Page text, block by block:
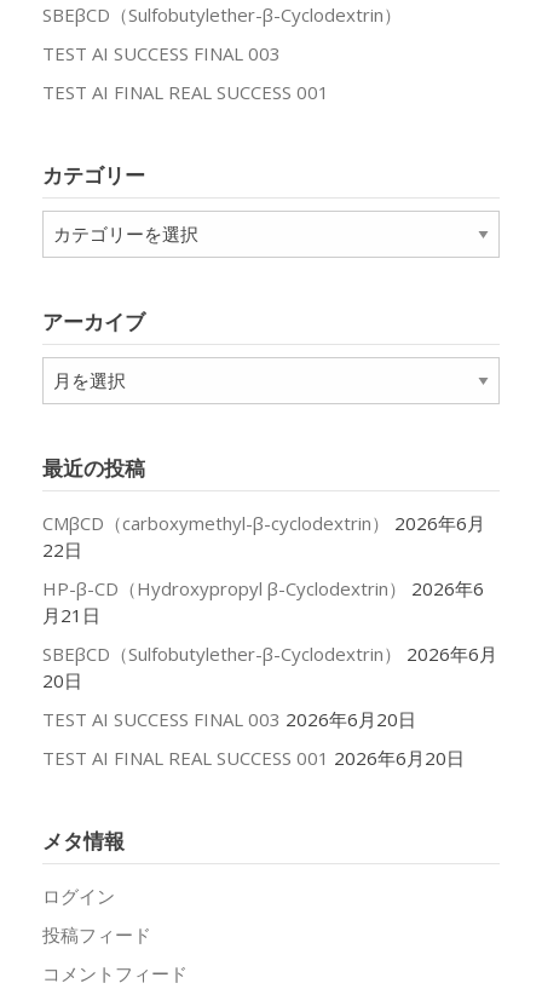
SBEβCD（Sulfobutylether-β-Cyclodextrin）
TEST AI SUCCESS FINAL 003
TEST AI FINAL REAL SUCCESS 001
カテゴリー
テ
ー
アーカイブ
ア
ー
ブ
最近の投稿
CMβCD（carboxymethyl-β-cyclodextrin）
2026年6月
22日
HP-β-CD（Hydroxypropyl β-Cyclodextrin）
2026年6
月21日
SBEβCD（Sulfobutylether-β-Cyclodextrin）
2026年6月
20日
TEST AI SUCCESS FINAL 003 2026年6月20日
TEST AI FINAL REAL SUCCESS 001 2026年6月20日
メタ情報
ログイン
投稿フィード
コメントフィード